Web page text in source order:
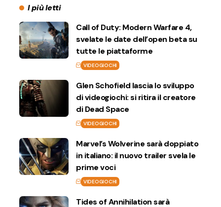
I più letti
Call of Duty: Modern Warfare 4,
svelate le date dell’open beta su
tutte le piattaforme
VIDEOGIOCHI
Glen Schofield lascia lo sviluppo
di videogiochi: si ritira il creatore
di Dead Space
VIDEOGIOCHI
Marvel’s Wolverine sarà doppiato
in italiano: il nuovo trailer svela le
prime voci
VIDEOGIOCHI
Tides of Annihilation sarà